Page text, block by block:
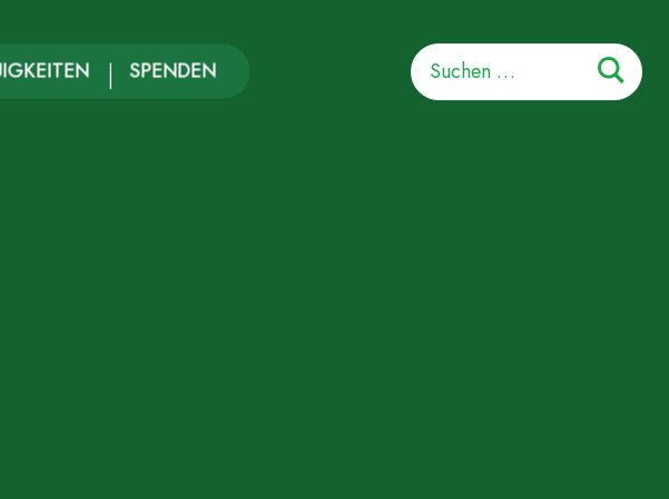
SPENDEN
Suchen
nach: